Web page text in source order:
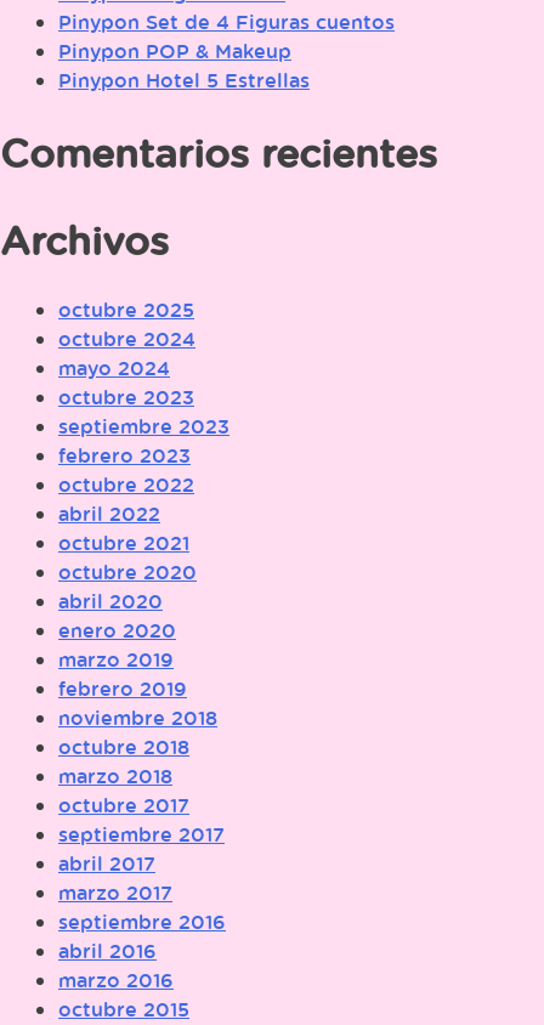
Pinypon Set de 4 Figuras cuentos
Pinypon POP & Makeup
Pinypon Hotel 5 Estrellas
Comentarios recientes
Archivos
octubre 2025
octubre 2024
mayo 2024
octubre 2023
septiembre 2023
febrero 2023
octubre 2022
abril 2022
octubre 2021
octubre 2020
abril 2020
enero 2020
marzo 2019
febrero 2019
noviembre 2018
octubre 2018
marzo 2018
octubre 2017
septiembre 2017
abril 2017
marzo 2017
septiembre 2016
abril 2016
marzo 2016
octubre 2015